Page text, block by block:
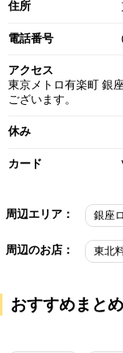
住所
電話番号
アクセス
東京メトロ有楽町 銀
ございます。
休み
カード
周辺エリア： 銀座
周辺のお店： 東北
おすすめまとめ